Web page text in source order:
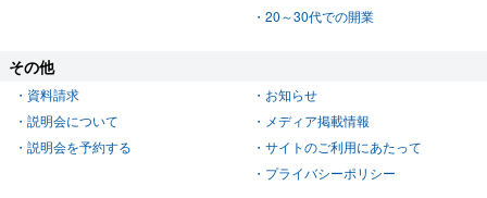
20～30代での開業
その他
資料請求
説明会について
説明会を予約する
お知らせ
メディア掲載情報
サイトのご利用にあたって
プライバシーポリシー